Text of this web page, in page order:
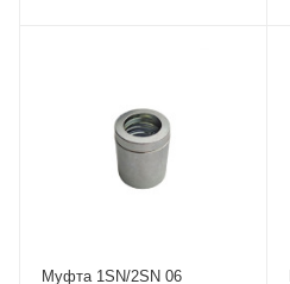
Mуфта 1SN/2SN 06